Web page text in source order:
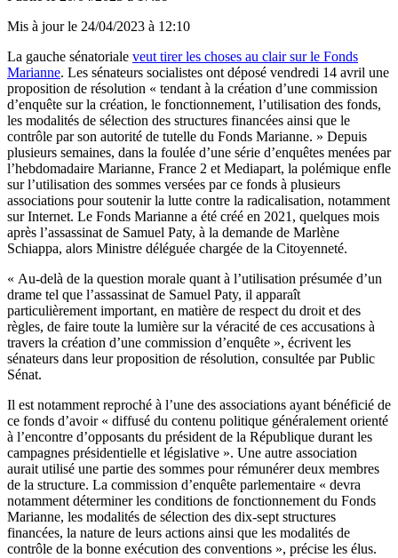
Mis à jour le 24/04/2023 à 12:10
La gauche sénatoriale veut tirer les choses au clair sur le Fonds
Marianne. Les sénateurs socialistes ont déposé vendredi 14 avril une
proposition de résolution « tendant à la création d’une commission
d’enquête sur la création, le fonctionnement, l’utilisation des fonds,
les modalités de sélection des structures financées ainsi que le
contrôle par son autorité de tutelle du Fonds Marianne. » Depuis
plusieurs semaines, dans la foulée d’une série d’enquêtes menées par
l’hebdomadaire Marianne, France 2 et Mediapart, la polémique enfle
sur l’utilisation des sommes versées par ce fonds à plusieurs
associations pour soutenir la lutte contre la radicalisation, notamment
sur Internet. Le Fonds Marianne a été créé en 2021, quelques mois
après l’assassinat de Samuel Paty, à la demande de Marlène
Schiappa, alors Ministre déléguée chargée de la Citoyenneté.
« Au-delà de la question morale quant à l’utilisation présumée d’un
drame tel que l’assassinat de Samuel Paty, il apparaît
particulièrement important, en matière de respect du droit et des
règles, de faire toute la lumière sur la véracité de ces accusations à
travers la création d’une commission d’enquête », écrivent les
sénateurs dans leur proposition de résolution, consultée par Public
Sénat.
Il est notamment reproché à l’une des associations ayant bénéficié de
ce fonds d’avoir « diffusé du contenu politique généralement orienté
à l’encontre d’opposants du président de la République durant les
campagnes présidentielle et législative ». Une autre association
aurait utilisé une partie des sommes pour rémunérer deux membres
de la structure. La commission d’enquête parlementaire « devra
notamment déterminer les conditions de fonctionnement du Fonds
Marianne, les modalités de sélection des dix-sept structures
financées, la nature de leurs actions ainsi que les modalités de
contrôle de la bonne exécution des conventions », précise les élus.